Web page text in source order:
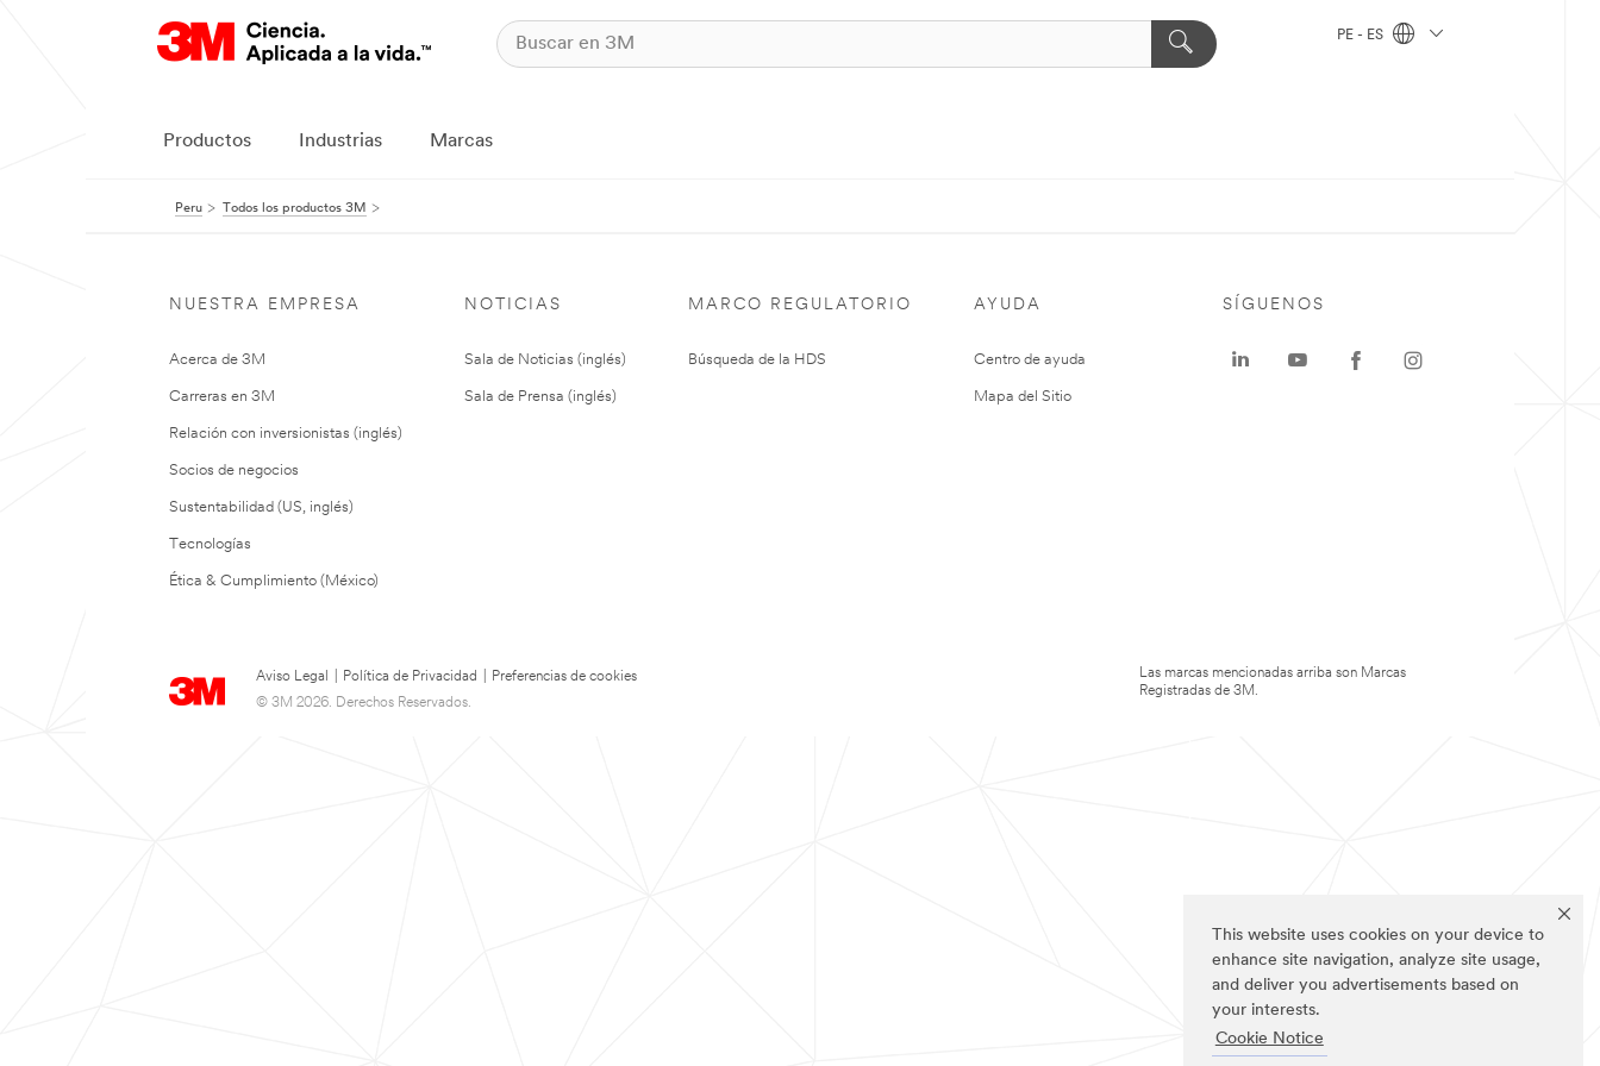
This website uses cookies on your device to
enhance site navigation, analyze site usage,
and deliver you advertisements based on
your interests.
Cookie Notice
PE - ES
Productos Industrias Marcas
Peru Todos los productos 3M
NUESTRA EMPRESA
Acerca de 3M
Carreras en 3M
Relación con inversionistas (inglés)
Socios de negocios
Sustentabilidad (US, inglés)
Tecnologías
Ética & Cumplimiento (México)
NOTICIAS
Sala de Noticias (inglés)
Sala de Prensa (inglés)
MARCO REGULATORIO
Búsqueda de la HDS
AYUDA
Centro de ayuda
Mapa del Sitio
Aviso Legal Política de Privacidad
Preferencias de cookies
© 3M 2026. Derechos Reservados.
SÍGUENOS
Las marcas mencionadas arriba son Marcas
Registradas de 3M.